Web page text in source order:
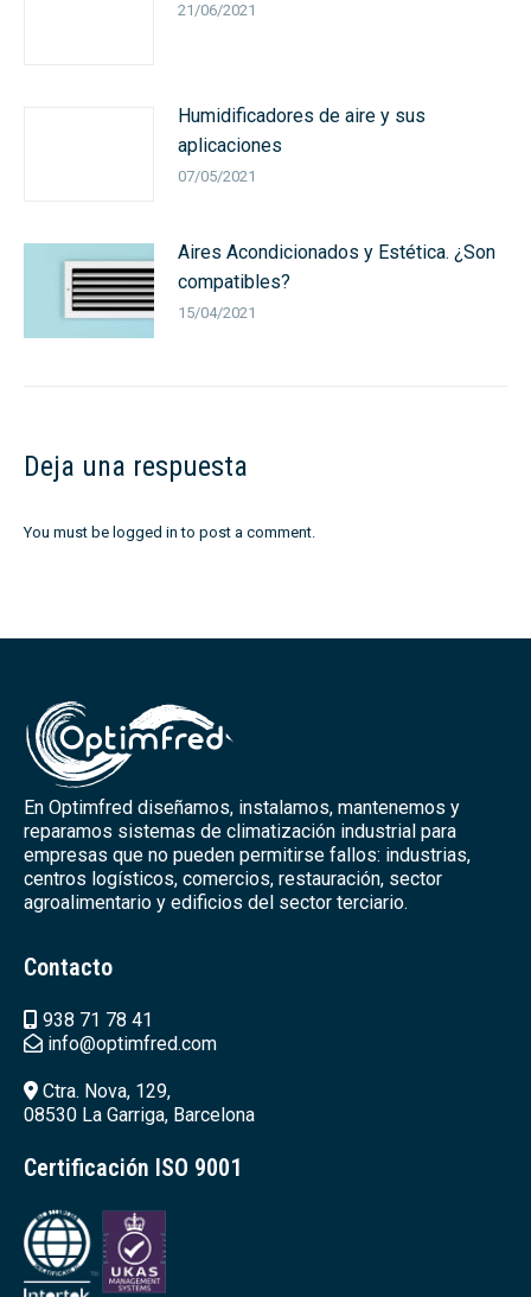
21/06/2021
Humidificadores de aire y sus
aplicaciones
07/05/2021
Aires Acondicionados y Estética. ¿Son
compatibles?
15/04/2021
Deja una respuesta
You must be logged in to post a comment.
En Optimfred diseñamos, instalamos, mantenemos y
reparamos sistemas de climatización industrial para
empresas que no pueden permitirse fallos: industrias,
centros logísticos, comercios, restauración, sector
agroalimentario y edificios del sector terciario.
Contacto
938 71 78 41
info@optimfred.com
Ctra. Nova, 129,
08530 La Garriga, Barcelona
Certificación ISO 9001